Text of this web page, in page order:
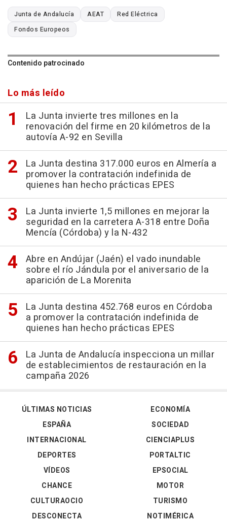
Junta de Andalucía AEAT
Red Eléctrica
Fondos Europeos
Contenido patrocinado
Lo más leído
La Junta invierte tres millones en la
renovación del firme en 20 kilómetros de la
autovía A-92 en Sevilla
La Junta destina 317.000 euros en Almería a
promover la contratación indefinida de
quienes han hecho prácticas EPES
La Junta invierte 1,5 millones en mejorar la
seguridad en la carretera A-318 entre Doña
Mencía (Córdoba) y la N-432
Abre en Andújar (Jaén) el vado inundable
sobre el río Jándula por el aniversario de la
aparición de La Morenita
La Junta destina 452.768 euros en Córdoba
a promover la contratación indefinida de
quienes han hecho prácticas EPES
La Junta de Andalucía inspecciona un millar
de establecimientos de restauración en la
campaña 2026
ÚLTIMAS NOTICIAS
ESPAÑA
INTERNACIONAL
DEPORTES
VÍDEOS
ECONOMÍA
SOCIEDAD
CIENCIAPLUS
PORTALTIC
EPSOCIAL
CHANCE
CULTURAOCIO
DESCONECTA
MOTOR
TURISMO
NOTIMÉRICA